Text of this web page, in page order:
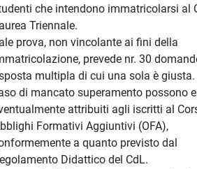
che intendono immatricolarsi al
Triennale.
prova, non vincolante ai fini della
prevede nr. 30
multipla di cui una sola è giusta.
di mancato superamento possono
attribuiti agli iscritti al
Formativi Aggiuntivi (OFA),
a quanto previsto dal
Didattico del CdL.